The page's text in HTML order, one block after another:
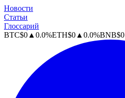
Новости
Статьи
Глоссарий
BTC$0 ▲ 0.0%ETH$0 ▲ 0.0%BNB$0